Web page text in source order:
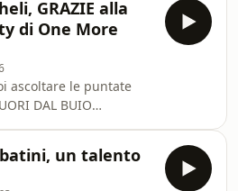
GRAZIE alla
di One More
ascoltare le puntate
DAL BUIO
show/
a casa di Maila per
della nostra
un talento